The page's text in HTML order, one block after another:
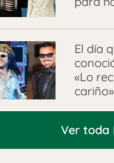
El día
«Lo
cariño»
Ver toda